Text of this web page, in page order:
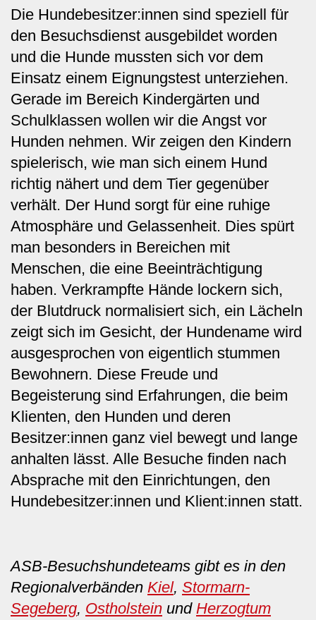
Die Hundebesitzer:innen sind speziell für
den Besuchsdienst ausgebildet worden
und die Hunde mussten sich vor dem
Einsatz einem Eignungstest unterziehen.
Gerade im Bereich Kindergärten und
Schulklassen wollen wir die Angst vor
Hunden nehmen. Wir zeigen den Kindern
spielerisch, wie man sich einem Hund
richtig nähert und dem Tier gegenüber
verhält. Der Hund sorgt für eine ruhige
Atmosphäre und Gelassenheit. Dies spürt
man besonders in Bereichen mit
Menschen, die eine Beeinträchtigung
haben. Verkrampfte Hände lockern sich,
der Blutdruck normalisiert sich, ein Lächeln
zeigt sich im Gesicht, der Hundename wird
ausgesprochen von eigentlich stummen
Bewohnern. Diese Freude und
Begeisterung sind Erfahrungen, die beim
Klienten, den Hunden und deren
Besitzer:innen ganz viel bewegt und lange
anhalten lässt. Alle Besuche finden nach
Absprache mit den Einrichtungen, den
Hundebesitzer:innen und Klient:innen statt.
ASB-Besuchshundeteams gibt es in den
Regionalverbänden Kiel, Stormarn-
Segeberg, Ostholstein und Herzogtum